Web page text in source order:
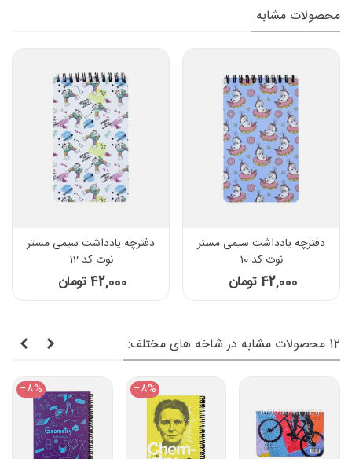
محصولات مشابه
دفترچه یادداشت سیمی مستر
نوت کد 10
42,000 تومان
دفترچه یادداشت سیمی مستر
نوت کد 12
42,000 تومان
12 محصولات مشابه در شاخه های مختلف:
‎−8%
‎−8%